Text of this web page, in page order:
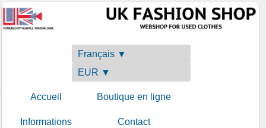
Français ▼
EUR ▼
Accueil Boutique en ligne
Informations Contact